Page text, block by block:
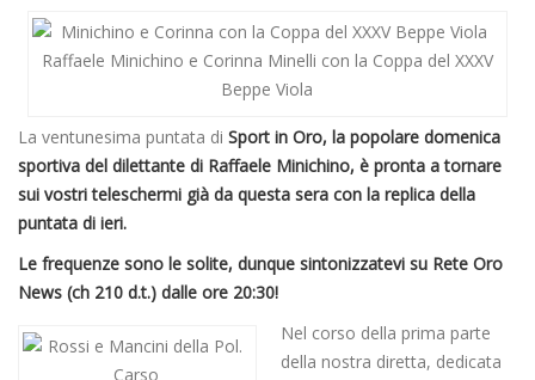
Raffaele Minichino e Corinna Minelli con la Coppa del XXXV
Beppe Viola
La ventunesima puntata di Sport in Oro, la popolare domenica
sportiva del dilettante di Raffaele Minichino, è pronta a tornare
sui vostri teleschermi già da questa sera con la replica della
puntata di ieri.
Le frequenze sono le solite, dunque sintonizzatevi su Rete Oro
News (ch 210 d.t.) dalle ore 20:30!
Nel corso della prima parte
della nostra diretta, dedicata